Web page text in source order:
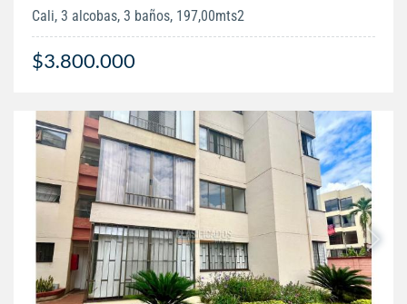
Cali, 3 alcobas, 3 baños, 197,00mts2
$3.800.000